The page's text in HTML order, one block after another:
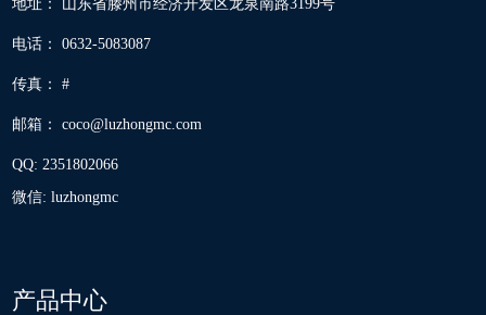
地址： 山东省滕州市经济开发区龙泉南路3199号
电话： 0632-5083087
传真： #
邮箱：coco@luzhongmc.com
QQ: 2351802066
微信: luzhongmc
产品中心